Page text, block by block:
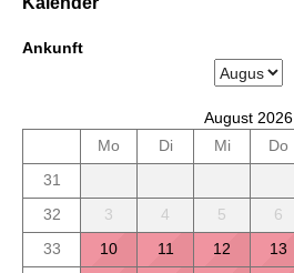
Ankunft
August 2026
Mo
Di Mi Do
31
32
3 4 5 6
33
10 11 12 13